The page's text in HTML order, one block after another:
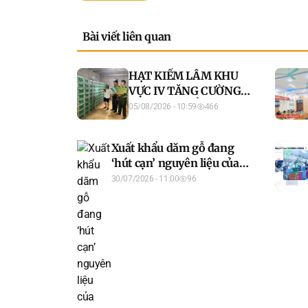
Bài viết liên quan
HẠT KIỂM LÂM KHU
VỰC IV TĂNG CƯỜNG
QUẢN LÝ, KIỂM TRA,
HOANG DÃ
05/08/2026 - 10:59 466
Xuất khẩu dăm gỗ đang
‘hút cạn’ nguyên liệu của
chế biến sâu
30/07/2026 - 11:00 96